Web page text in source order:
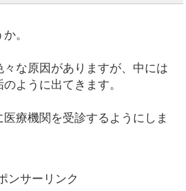
。
な原因がありますが、中には
ように出てきます。
療機関を受診するようにしま
ンサーリンク